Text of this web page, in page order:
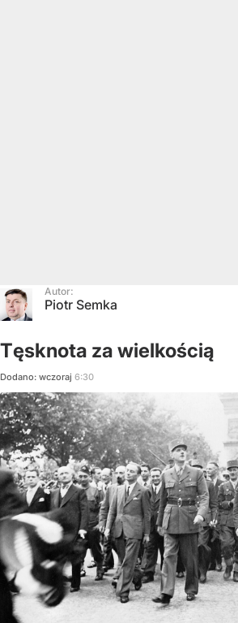
Autor:
Piotr Semka
Tęsknota za wielkością
Dodano: wczoraj 6:30